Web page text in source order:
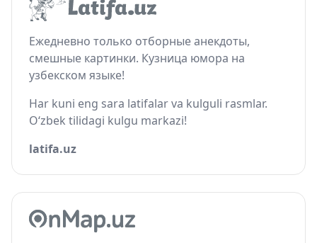
Ежедневно только отборные анекдоты,
смешные картинки. Кузница юмора на
узбекском языке!
Har kuni eng sara latifalar va kulguli rasmlar.
O‘zbek tilidagi kulgu markazi!
latifa.uz